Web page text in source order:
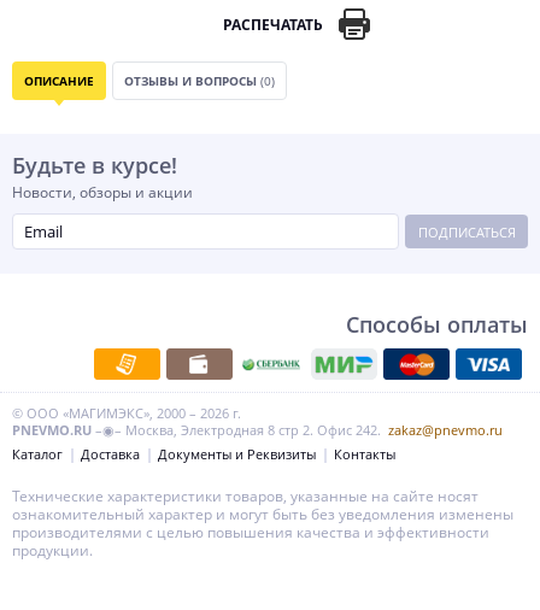
РАСПЕЧАТАТЬ
ОПИСАНИЕ ОТЗЫВЫ И ВОПРОСЫ (0)
Будьте в курсе!
Новости, обзоры и акции
ПОДПИСАТЬСЯ
Способы оплаты
© ООО «МАГИМЭКС», 2000 – 2026 г.
PNEVMO.RU –◉– Москва, Электродная 8 стр 2. Офис 242. zakaz@pnevmo.ru
Каталог
Доставка Документы и Реквизиты Контакты
Технические характеристики товаров, указанные на сайте носят
ознакомительный характер и могут быть без уведомления изменены
производителями с целью повышения качества и эффективности
продукции.